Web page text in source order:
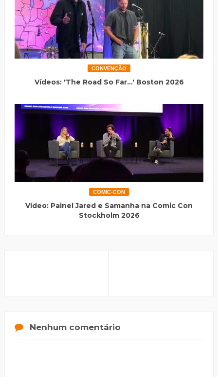
CONVENÇÃO
Vídeos: 'The Road So Far...' Boston 2026
COMIC-CON
Vídeo: Painel Jared e Samanha na Comic Con
Stockholm 2026
Nenhum comentário